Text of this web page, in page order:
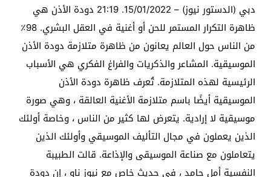
دبي (الدستور نيوز) – 15/01/2022. 21:19 دودة الأذن هي
ظاهرة التكرار المستمر للحن أو أغنية في العقل البشري. 98٪
من الناس حول العالم يعانون من ظاهرة متلازمة دودة الأذن
الموسيقية. المشاعر والذكريات والفراغ الفكري هي الأسباب
الرئيسية لهذه المتلازمة. تُعرف ظاهرة دودة الأذن
الموسيقية أيضًا باسم متلازمة الأغنية العالقة ، وهي صورة
موسيقية لا إرادية. يتعرض لها كثير من الناس ، وخاصة أولئك
الذين يعملون في مجال التأليف الموسيقي وأولئك الذين
يتعاملون مع صناعة الموسيقى والإذاعة. قالت الطبيبة
النفسية أمل حامد ، في حديث خاص مع نيوز ناو ، إن دودة